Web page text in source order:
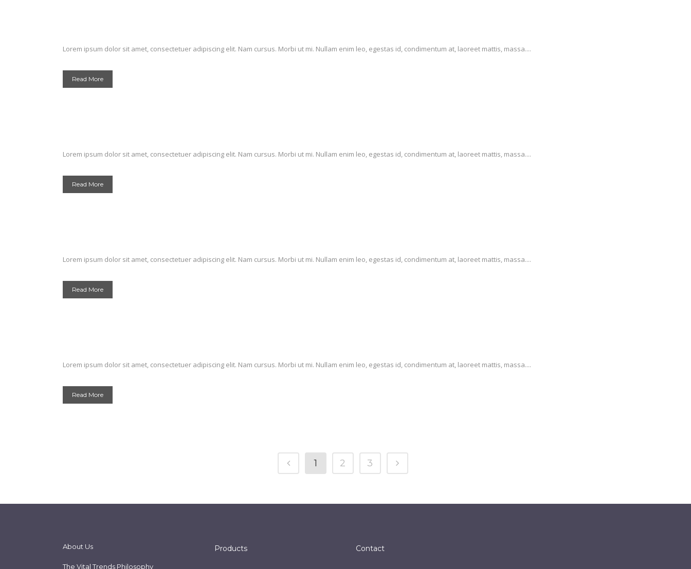
Lorem ipsum dolor sit amet, consectetuer adipiscing elit. Nam cursus. Morbi ut mi. Nullam enim leo, egestas id, condimentum at, laoreet mattis, massa....
Read More
Lorem ipsum dolor sit amet, consectetuer adipiscing elit. Nam cursus. Morbi ut mi. Nullam enim leo, egestas id, condimentum at, laoreet mattis, massa....
Read More
Lorem ipsum dolor sit amet, consectetuer adipiscing elit. Nam cursus. Morbi ut mi. Nullam enim leo, egestas id, condimentum at, laoreet mattis, massa....
Read More
Lorem ipsum dolor sit amet, consectetuer adipiscing elit. Nam cursus. Morbi ut mi. Nullam enim leo, egestas id, condimentum at, laoreet mattis, massa....
Read More
1 2 3
About Us
The Vital Trends Philosophy
Products Contact